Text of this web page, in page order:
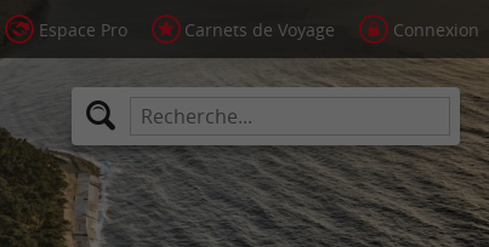
Espace Pro Carnets de Voyage Connexion